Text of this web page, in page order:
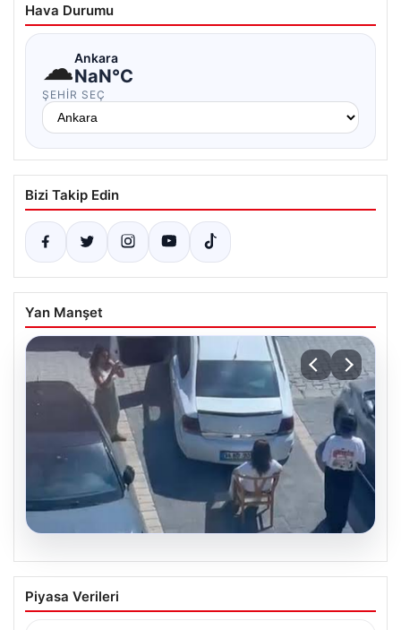
Hava Durumu
☁Ankara
NaN°C
ŞEHIR SEÇ
Bizi Takip Edin
Yan Manşet
05.08.2026
Yalova’da İlginç Olay: Sandalye Engel
Olunca Araç Park Etmedi
Piyasa Verileri